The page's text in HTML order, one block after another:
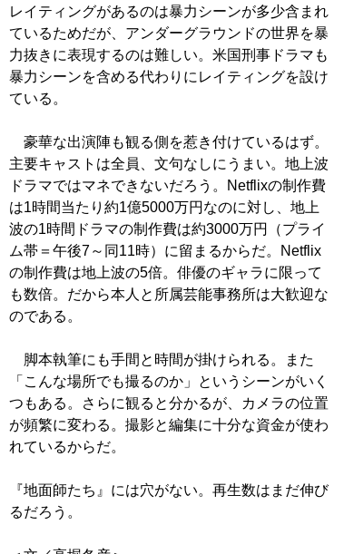
レイティングがあるのは暴力シーンが多少含まれ
ているためだが、アンダーグラウンドの世界を暴
力抜きに表現するのは難しい。米国刑事ドラマも
暴力シーンを含める代わりにレイティングを設け
ている。
豪華な出演陣も観る側を惹き付けているはず。
主要キャストは全員、文句なしにうまい。地上波
ドラマではマネできないだろう。Netflixの制作費
は1時間当たり約1億5000万円なのに対し、地上
波の1時間ドラマの制作費は約3000万円（プライ
ム帯＝午後7～同11時）に留まるからだ。Netflix
の制作費は地上波の5倍。俳優のギャラに限って
も数倍。だから本人と所属芸能事務所は大歓迎な
のである。
脚本執筆にも手間と時間が掛けられる。また
「こんな場所でも撮るのか」というシーンがいく
つもある。さらに観ると分かるが、カメラの位置
が頻繁に変わる。撮影と編集に十分な資金が使わ
れているからだ。
『地面師たち』には穴がない。再生数はまだ伸び
るだろう。